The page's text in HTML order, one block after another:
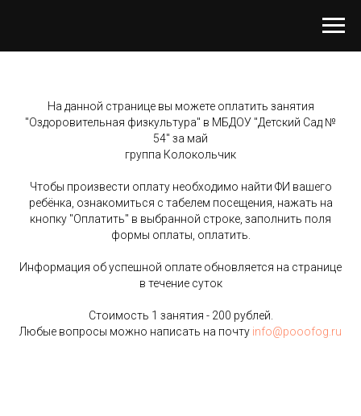
На данной странице вы можете оплатить занятия
"Оздоровительная физкультура" в МБДОУ "Детский Сад №
54" за май
группа Колокольчик
Чтобы произвести оплату необходимо найти ФИ вашего
ребёнка, ознакомиться с табелем посещения, нажать на
кнопку "Оплатить" в выбранной строке, заполнить поля
формы оплаты, оплатить.
Информация об успешной оплате обновляется на странице
в течение суток
Стоимость 1 занятия - 200 рублей.
Любые вопросы можно написать на почту info@pooofog.ru